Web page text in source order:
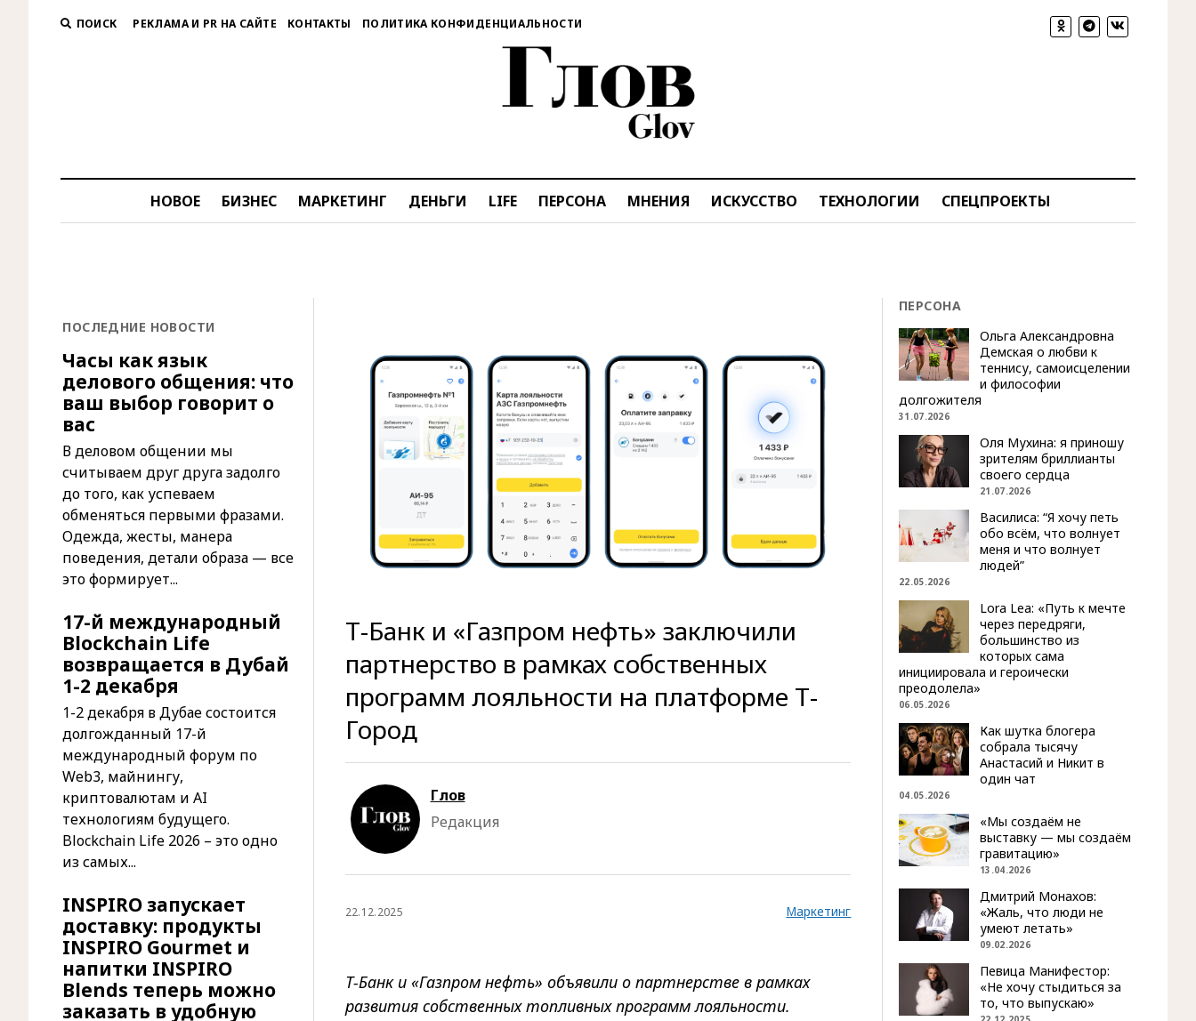
ПОИСК РЕКЛАМА И PR НА САЙТЕ КОНТАКТЫ ПОЛИТИКА КОНФИДЕНЦИАЛЬНОСТИ
НОВОЕ БИЗНЕС МАРКЕТИНГ ДЕНЬГИ LIFE ПЕРСОНА МНЕНИЯ ИСКУССТВО ТЕХНОЛОГИИ СПЕЦПРОЕКТЫ
ПОСЛЕДНИЕ НОВОСТИ
Часы как язык
делового общения: что
ваш выбор говорит о
вас
В деловом общении мы
считываем друг друга задолго
до того, как успеваем
обменяться первыми фразами.
Одежда, жесты, манера
поведения, детали образа — все
это формирует...
17-й международный
Blockchain Life
возвращается в Дубай
1-2 декабря
1-2 декабря в Дубае состоится
долгожданный 17-й
международный форум по
Web3, майнингу,
криптовалютам и AI
технологиям будущего.
Blockchain Life 2026 – это одно
из самых...
INSPIRO запускает
доставку: продукты
INSPIRO Gourmet и
напитки INSPIRO
Blends теперь можно
заказать в удобную
Т-Банк и «Газпром нефть» заключили
партнерство в рамках собственных
программ лояльности на платформе Т-
Город
Глов
Редакция
22.12.2025 Маркетинг
Т-Банк и «Газпром нефть» объявили о партнерстве в рамках
развития собственных топливных программ лояльности.
ПЕРСОНА
Ольга Александровна
Демская о любви к
теннису, самоисцелении
и философии
долгожителя
31.07.2026
Оля Мухина: я приношу
зрителям бриллианты
своего сердца
21.07.2026
Василиса: “Я хочу петь
обо всём, что волнует
меня и что волнует
людей”
22.05.2026
Lora Lea: «Путь к мечте
через передряги,
большинство из
которых сама
инициировала и героически
преодолела»
06.05.2026
Как шутка блогера
собрала тысячу
Анастасий и Никит в
один чат
04.05.2026
«Мы создаём не
выставку — мы создаём
гравитацию»
13.04.2026
Дмитрий Монахов:
«Жаль, что люди не
умеют летать»
09.02.2026
Певица Манифестор:
«Не хочу стыдиться за
то, что выпускаю»